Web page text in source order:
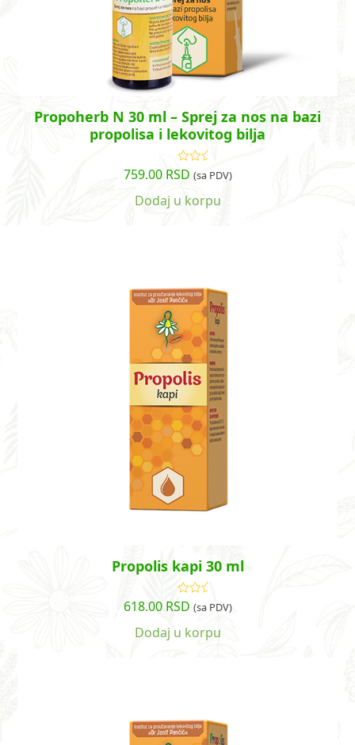
Propoherb N 30 ml – Sprej za nos na bazi
propolisa i lekovitog bilja
Ocenjeno
sa3.93
759.00 RSD (sa PDV)
Dodaj u korpu
Propolis kapi 30 ml
Ocenjeno
sa4.50od
618.00 RSD (sa PDV)
Dodaj u korpu